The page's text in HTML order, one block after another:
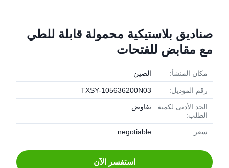
صناديق بلاستيكية محمولة قابلة للطي
مع مقابض للفتحات
مكان المنشأ: الصين
رقم الموديل: TXSY-105636200N03
الحد الأدنى لكمية
الطلب:
تفاوض
سعر: negotiable
استفسر الآن